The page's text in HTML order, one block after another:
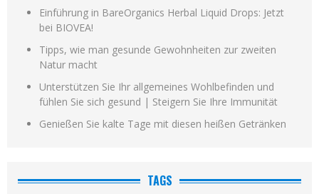
Einführung in BareOrganics Herbal Liquid Drops: Jetzt
bei BIOVEA!
Tipps, wie man gesunde Gewohnheiten zur zweiten
Natur macht
Unterstützen Sie Ihr allgemeines Wohlbefinden und
fühlen Sie sich gesund | Steigern Sie Ihre Immunität
Genießen Sie kalte Tage mit diesen heißen Getränken
TAGS